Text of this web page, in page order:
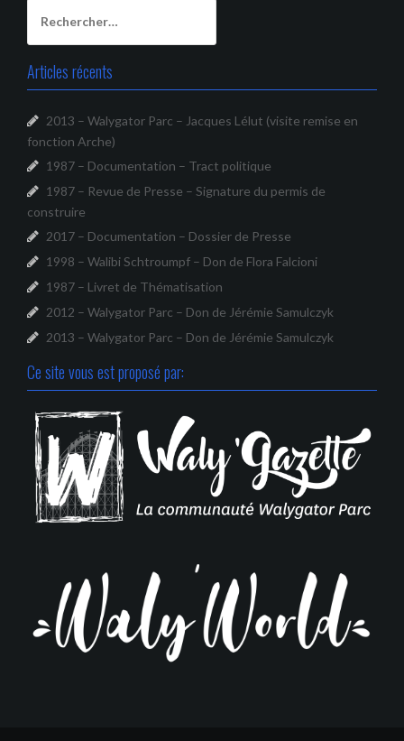
Articles récents
2013 – Walygator Parc – Jacques Lélut (visite remise en
fonction Arche)
1987 – Documentation – Tract politique
1987 – Revue de Presse – Signature du permis de
construire
2017 – Documentation – Dossier de Presse
1998 – Walibi Schtroumpf – Don de Flora Falcioni
1987 – Livret de Thématisation
2012 – Walygator Parc – Don de Jérémie Samulczyk
2013 – Walygator Parc – Don de Jérémie Samulczyk
Ce site vous est proposé par: